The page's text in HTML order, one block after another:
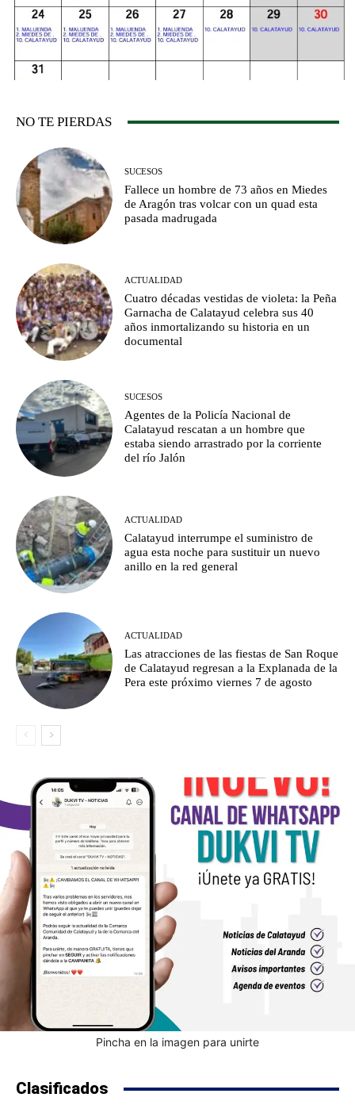
NO TE PIERDAS
SUCESOS
Fallece un hombre de 73 años en Miedes
de Aragón tras volcar con un quad esta
pasada madrugada
ACTUALIDAD
Cuatro décadas vestidas de violeta: la Peña
Garnacha de Calatayud celebra sus 40
años inmortalizando su historia en un
documental
SUCESOS
Agentes de la Policía Nacional de
Calatayud rescatan a un hombre que
estaba siendo arrastrado por la corriente
del río Jalón
ACTUALIDAD
Calatayud interrumpe el suministro de
agua esta noche para sustituir un nuevo
anillo en la red general
ACTUALIDAD
Las atracciones de las fiestas de San Roque
de Calatayud regresan a la Explanada de la
Pera este próximo viernes 7 de agosto
Pincha en la imagen para unirte
Clasificados